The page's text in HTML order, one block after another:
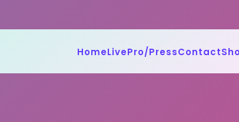
HomeLivePro/PressContact